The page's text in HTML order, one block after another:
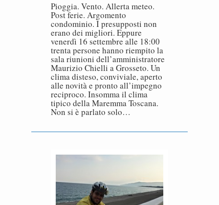
Pioggia. Vento. Allerta meteo.
Post ferie. Argomento
condominio. I presupposti non
erano dei migliori. Eppure
venerdì 16 settembre alle 18:00
trenta persone hanno riempito la
sala riunioni dell’amministratore
Maurizio Chielli a Grosseto. Un
clima disteso, conviviale, aperto
alle novità e pronto all’impegno
reciproco. Insomma il clima
tipico della Maremma Toscana.
Non si è parlato solo…